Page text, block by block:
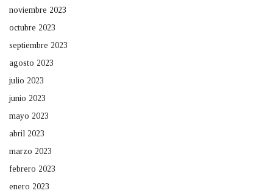
noviembre 2023
octubre 2023
septiembre 2023
agosto 2023
julio 2023
junio 2023
mayo 2023
abril 2023
marzo 2023
febrero 2023
enero 2023